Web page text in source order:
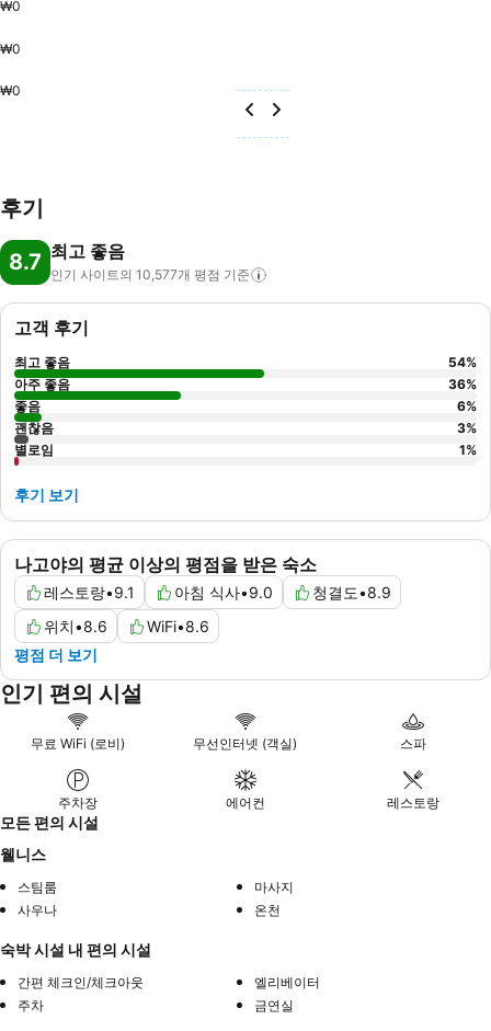
₩0
₩0
₩0
후기
8.7 최고 좋음
인기 사이트의 10,577개 평점 기준
나고야의 평균 이상의 평점을 받은 숙소
레스토랑•9.1 아침 식사•9.0 청결도•8.9
위치•8.6 WiFi•8.6
평점 더 보기
고객 후기
최고 좋음 54%
아주 좋음
36%
좋음
6%
괜찮음
3%
별로임
1%
후기 보기
인기 편의 시설
무료 WiFi (로비) 무선인터넷 (객실) 스파
주차장 에어컨 레스토랑
모든 편의 시설
웰니스
스팀룸
마사지
사우나
온천
숙박 시설 내 편의 시설
간편 체크인/체크아웃
엘리베이터
주차
금연실